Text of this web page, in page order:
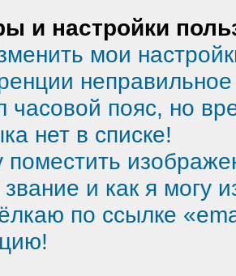
и настройки
мои
часовой пояс, но
нет в списке!
поместить
и как я могу
по ссылке